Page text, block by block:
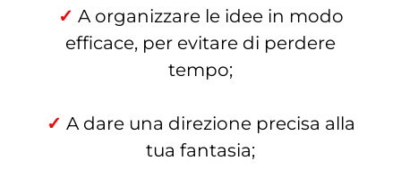
✓ A organizzare le idee in modo
efficace, per evitare di perdere
tempo;
✓ A dare una direzione precisa alla
tua fantasia;